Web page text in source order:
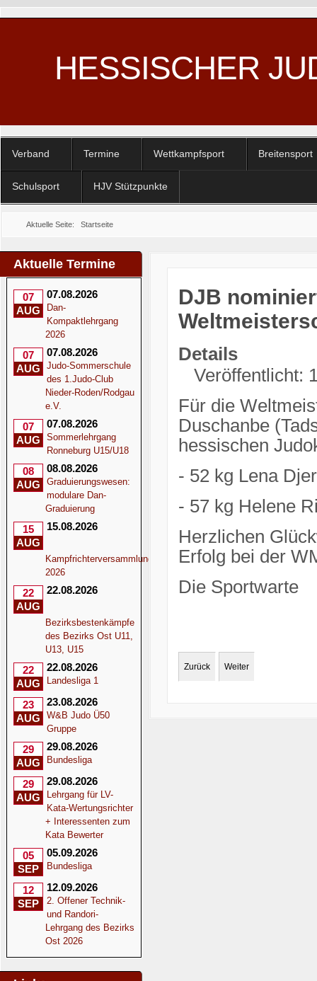
HESSISCHER
Verband Termine Wettkampfsport Breitensport
Schulsport HJV Stützpunkte
Aktuelle Seite: Startseite
Aktuelle Termine
07
AUG
07.08.2026
Dan-
Kompaktlehrgang
2026
07
AUG
07.08.2026
Judo-Sommerschule
des 1.Judo-Club
Nieder-Roden/Rodgau
e.V.
07
AUG
07.08.2026
Sommerlehrgang
Ronneburg U15/U18
08
AUG
08.08.2026
Graduierungswesen:
modulare Dan-
Graduierung
15
AUG
15.08.2026
Kampfrichterversammlung
2026
22
AUG
22.08.2026
Bezirksbestenkämpfe
des Bezirks Ost U11,
U13, U15
22
AUG
22.08.2026
Landesliga 1
23
AUG
23.08.2026
W&B Judo Ü50
Gruppe
29
AUG
29.08.2026
Bundesliga
29
AUG
29.08.2026
Lehrgang für LV-
Kata-Wertungsrichter
+ Interessenten zum
Kata Bewerter
05
SEP
05.09.2026
Bundesliga
12
SEP
12.09.2026
2. Offener Technik-
und Randori-
Lehrgang des Bezirks
Ost 2026
DJB
Details
Veröffentlicht:
Für die
Duschanbe
hessischen
- 52 kg Lena
- 57 kg Helene
Herzlichen
Erfolg bei der
Die Sportwarte
Zurück Weiter